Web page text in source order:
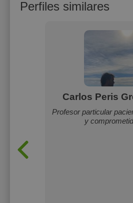
Perfiles similares
Carlos Peris
Profesor particular
y